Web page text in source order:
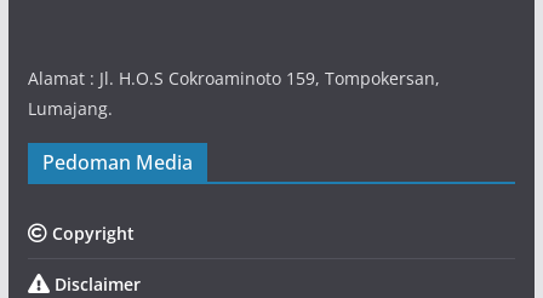
Alamat : Jl. H.O.S Cokroaminoto 159, Tompokersan,
Lumajang.
Pedoman Media
Copyright
Disclaimer